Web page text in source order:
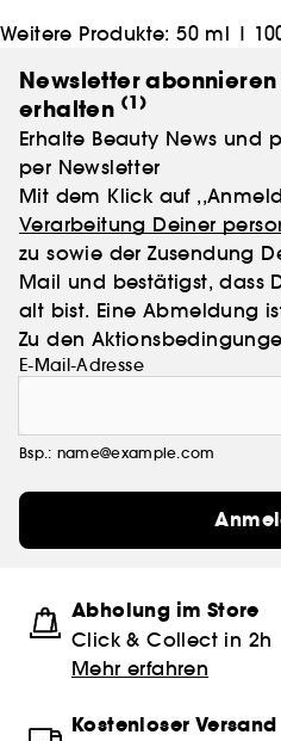
Weitere Produkte:50 ml |
Newsletter
erhalten (1)
Erhalte Beauty News und
per Newsletter
Mit dem Klick auf
Verarbeitung Deiner
zu sowie der Zusendung
Mail und bestätigst, dass
alt bist. Eine Abmeldung
Zu den
E-Mail-Adresse
Bsp.: name@example.com
Abholung im Store
Click & Collect in 2h
Mehr erfahren
Kostenloser Versand